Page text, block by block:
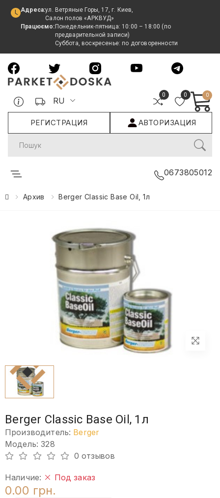
Адреса:ул. Ветряные Горы, 17, г. Киев,
Салон полов «АРКВУД»
Працюємо: Понедельник-пятница: 10:00 – 18:00 (по
предварительной записи)
Суббота, воскресенье: по договоренности
RU
0 0 0
РЕГИСТРАЦИЯ АВТОРИЗАЦИЯ
Search
0673805012
Архив Berger Classic Base Oil, 1л
Berger Classic Base Oil, 1л
Производитель: Berger
Модель: 328
0 отзывов
Наличие: Под заказ
0.00 грн.